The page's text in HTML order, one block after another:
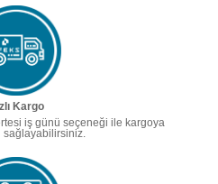
Kargo
iş günü seçeneği ile kargoya